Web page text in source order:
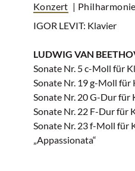
Konzert |
IGOR LEVIT: Klavier
LUDWIG VAN
Sonate Nr. 5 c-Moll für
Sonate Nr. 19 g-Moll für
Sonate Nr. 20 G-Dur für
Sonate Nr. 22 F-Dur für
Sonate Nr. 23 f-Moll für
„Appassionata“